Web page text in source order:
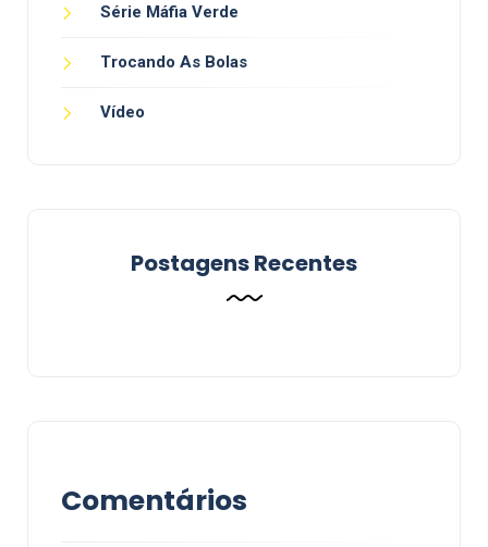
Série Máfia Verde
Trocando As Bolas
Vídeo
Postagens Recentes
Comentários